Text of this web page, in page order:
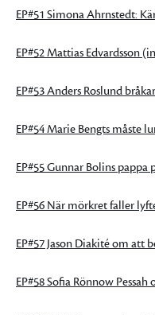
EP#51 Simona Ahrnstedt:
EP#52 Mattias Edvardsson
EP#53 Anders Roslund
EP#54 Marie Bengts måste
EP#55 Gunnar Bolins
EP#56 När mörkret faller
EP#57 Jason Diakité om att
EP#58 Sofia Rönnow